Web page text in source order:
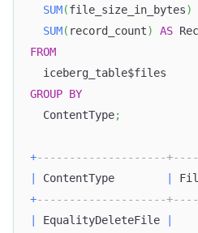
SUM(file_size_in_bytes)
SUM( record_count) AS
FROM
  iceberg_table$files
GROUP BY
  ContentType
;
+--------------------
ContentType
+--------------------
EqualityDeleteFile